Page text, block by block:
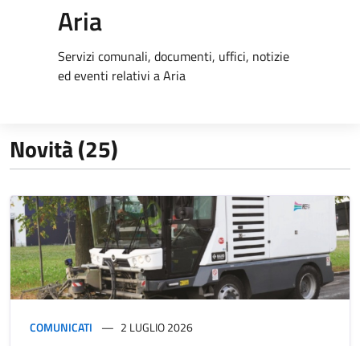
Aria
Servizi comunali, documenti, uffici, notizie
ed eventi relativi a Aria
Novità (25)
COMUNICATI 2 LUGLIO 2026